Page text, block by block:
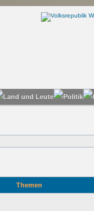
Themen